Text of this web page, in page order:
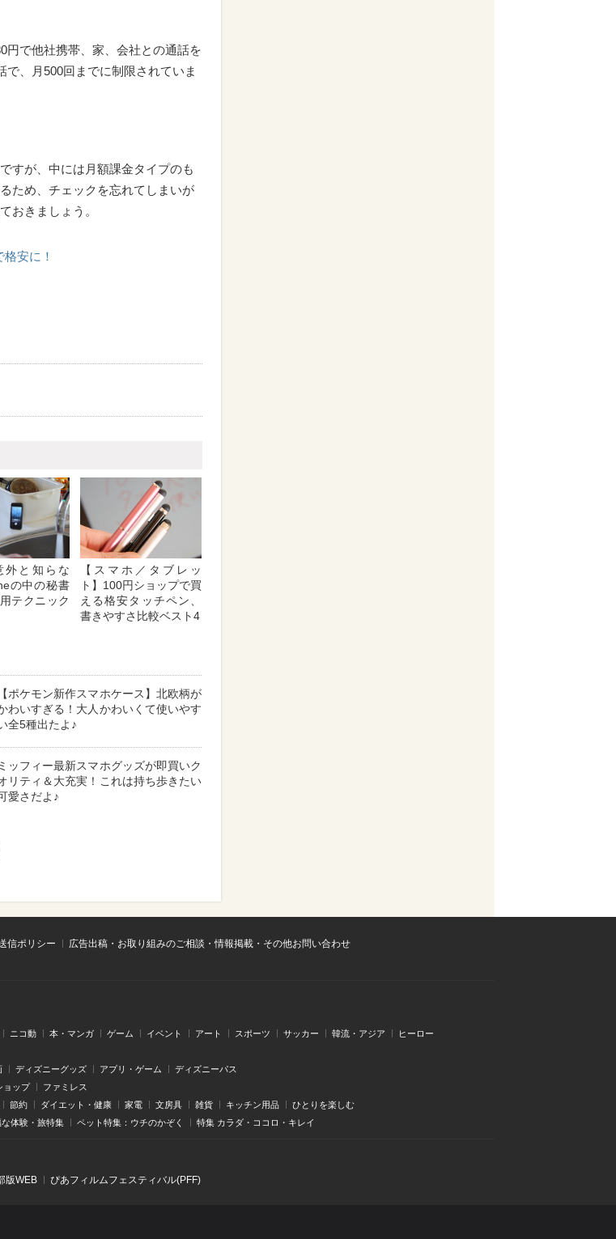
円で他社携帯、家、会社との通話を
、月500回までに制限されていま
すが、中には月額課金タイプのも
ため、チェックを忘れてしまいが
おきましょう。
安に！
外と知らな
の中の秘書
テクニック
【スマホ／タブレッ
ト】100円ショップで買
える格安タッチペン、
書きやすさ比較ベスト4
【ポケモン新作スマホケース】北欧柄が
わいすぎる！大人かわいくて使いやす
全5種出たよ♪
ミッフィー最新スマホグッズが即買いク
リティ＆大充実！これは持ち歩きたい
愛さだよ♪
信ポリシー
広告出稿・お取り組みのご相談・情報掲載・その他お問い合わせ
ニコ動 本・マンガ ゲーム イベント アート スポーツ サッカー 韓流・アジア ヒーロー
ディズニーグッズ アプリ・ゲーム ディズニーパス
ョップ ファミレス
節約 ダイエット・健康 家電 文房具 雑貨 キッチン用品 ひとりを楽しむ
体験・旅特集 ペット特集：ウチのかぞく 特集 カラダ・ココロ・キレイ
版WEB ぴあフィルムフェスティバル(PFF)